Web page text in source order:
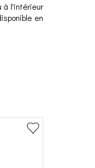
à l'intérieur
en